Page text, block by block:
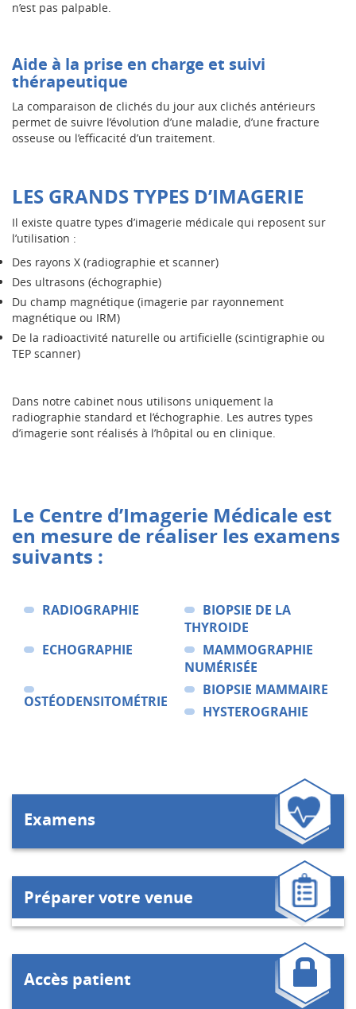
n’est pas palpable.
Aide à la prise en charge et suivi
thérapeutique
La comparaison de clichés du jour aux clichés antérieurs
permet de suivre l’évolution d’une maladie, d’une fracture
osseuse ou l’efficacité d’un traitement.
LES GRANDS TYPES D’IMAGERIE
Il existe quatre types d’imagerie médicale qui reposent sur
l’utilisation :
Des rayons X (radiographie et scanner)
Des ultrasons (échographie)
Du champ magnétique (imagerie par rayonnement
magnétique ou IRM)
De la radioactivité naturelle ou artificielle (scintigraphie ou
TEP scanner)
Dans notre cabinet nous utilisons uniquement la
radiographie standard et l’échographie. Les autres types
d’imagerie sont réalisés à l’hôpital ou en clinique.
Le Centre d’Imagerie Médicale est
en mesure de réaliser les examens
suivants :
RADIOGRAPHIE
BIOPSIE DE LA
THYROIDE
ECHOGRAPHIE
MAMMOGRAPHIE
NUMÉRISÉE
OSTÉODENSITOMÉTRIE
BIOPSIE MAMMAIRE
HYSTEROGRAHIE
Examens
Préparer votre venue
Accès patient